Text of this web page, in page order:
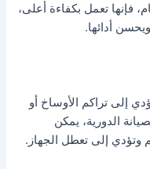
فإنها تعمل بكفاءة أعلى،
أدائها.
إلى تراكم الأوساخ أو
الدورية، يمكن
وتؤدي إلى تعطل الجهاز.